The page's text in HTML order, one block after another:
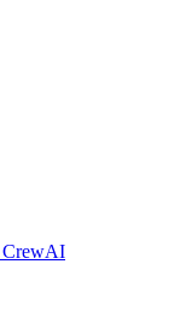
CrewAI